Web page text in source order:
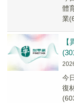
體
業
今
復